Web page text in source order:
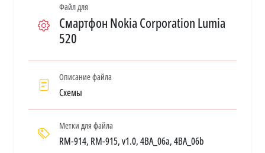
Файл для
Смартфон Nokia Corporation Lumia
520
Описание файла
Схемы
Метки для файла
RM-914, RM-915, v1.0, 4BA_06a, 4BA_06b